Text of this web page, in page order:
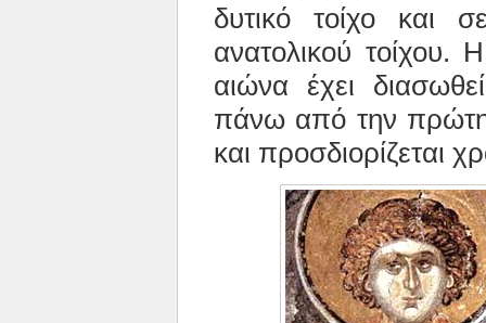
δυτικό τοίχο και
ανατολικού τοίχου.
αιώνα έχει
πάνω από την
και προσδιορίζεται